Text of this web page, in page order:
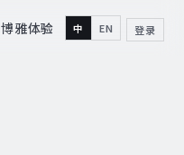
博雅体验 中 EN 登录